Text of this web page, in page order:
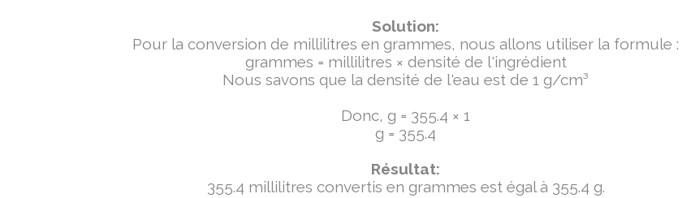
Solution:
Pour la conversion de millilitres en grammes, nous allons utiliser la formule :
grammes = millilitres × densité de l'ingrédient
Nous savons que la densité de l'eau est de 1 g/cm³
Donc, g = 355.4 × 1
g = 355.4
Résultat:
355.4 millilitres convertis en grammes est égal à 355.4 g.